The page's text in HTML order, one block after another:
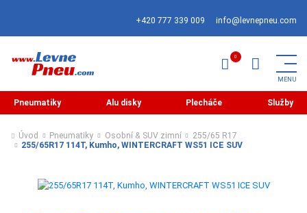
+420 777 339 009 info@levnepneu.com
Pneumatiky Alu disky Plecháče Služby
Úvod Pneumatiky Osobní & SUV zimní
255/65 R17
255/65R17 114T, Kumho, WINTERCRAFT WS51 ICE SUV